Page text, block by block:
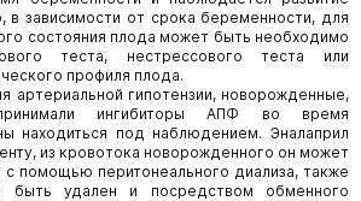
в зависимости от срока беременности, для
состояния плода может быть необходимо
теста, нестрессового теста или
профиля плода.
артериальной гипотензии, новорожденные,
ингибиторы АПФ во время
находиться под наблюдением. Эналаприл
из кровотока новорожденного он может
с помощью перитонеального диализа, также
быть удален и посредством обменного